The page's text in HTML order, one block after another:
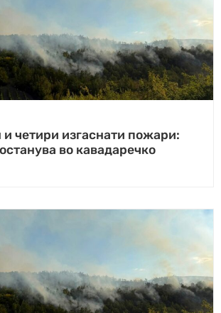
и четири изгаснати пожари:
во кавадаречко